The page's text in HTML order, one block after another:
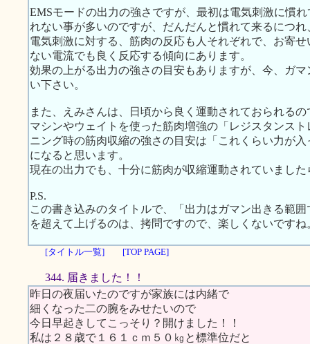
EMSモードの出力の強さですが、最初は電気刺激に慣
れない事が多いのですが、だんだんと慣れて来るにつ
電気刺激に対する、筋肉の反応も人それぞれで、お寄
ない電流でも良く反応する傾向にあります。
効果の上がる出力の強さの目安もありますが、今、ガ
い下さい。
また、えみさんは、日頃から良く運動されておられるの
マシンやウェイトを使った筋肉増強の「レジスタンス
ニング時の筋肉収縮の強さの目安は「これくらい力が
になると思います。
現在の出力でも、十分に筋肉が収縮運動されていまし
P.S.
この書き込みのタイトルで、「出力はガマン出きる範
を超えて上げるのは、拷問ですので、楽しくないですね
[タイトル一覧] [TOP PAGE]
344. 届きました！！
昨日の夜届いたのですが家族には内緒で
細くなった二の腕をみせたいので
今日早起きしてこっそり？開けました！！
私は２８歳で１６１ｃｍ５０㎏と標準位だと